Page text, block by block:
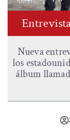
Nueva
los
álbum